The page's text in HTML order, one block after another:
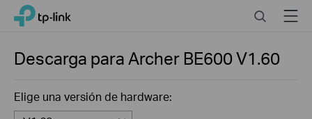
Click
navigation
TP-Link, Reliably Smart SearchMenu
Descarga paraArcher BE600V1.60
Elige una versión de hardware: